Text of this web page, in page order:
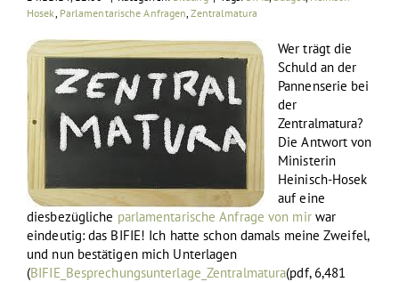
Hosek, Parlamentarische Anfragen,Zentralmatura
Wer trägt die
Schuld an der
Pannenserie bei
der
Zentralmatura?
Die Antwort von
Ministerin
Heinisch-Hosek
auf eine
diesbezügliche parlamentarische Anfrage von mirwar
eindeutig: das BIFIE! Ich hatte schon damals meine Zweifel,
und nun bestätigen mich Unterlagen
(BIFIE_Besprechungsunterlage_Zentralmatura(pdf, 6,481